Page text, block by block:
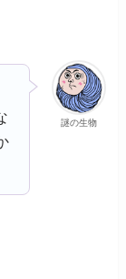
謎の生物